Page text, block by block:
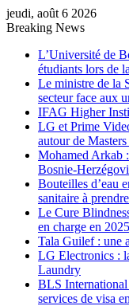
jeudi, août 6 2026
Breaking News
L’Université de
étudiants lors de
Le ministre de la
secteur face aux
IFAG Higher
LG et Prime
autour de
Mohamed Arkab
Bosnie-
Bouteilles d’eau
sanitaire à
Le Cure
en charge en 2025
Tala Guilef : une
LG Electronics :
Laundry
BLS International
services de visa